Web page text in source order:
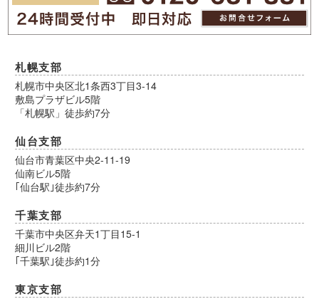
札幌支部
札幌市中央区北1条西3丁目3-14
敷島プラザビル5階
「札幌駅」徒歩約7分
仙台支部
仙台市青葉区中央2-11-19
仙南ビル5階
｢仙台駅｣徒歩約7分
千葉支部
千葉市中央区弁天1丁目15-1
細川ビル2階
｢千葉駅｣徒歩約1分
東京支部